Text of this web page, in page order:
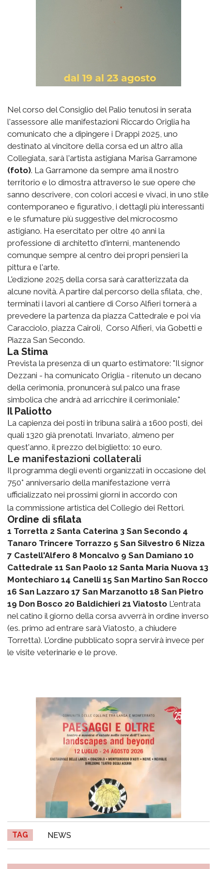
Nel corso del Consiglio del Palio tenutosi in serata
l'assessore alle manifestazioni Riccardo Origlia ha
comunicato che a dipingere i Drappi 2025, uno
destinato al vincitore della corsa ed un altro alla
Collegiata, sarà l'artista astigiana Marisa Garramone
(foto). La Garramone da sempre ama il nostro
territorio e lo dimostra attraverso le sue opere che
sanno descrivere, con colori accesi e vivaci, in uno stile
contemporaneo e figurativo, i dettagli più interessanti
e le sfumature più suggestive del microcosmo
astigiano. Ha esercitato per oltre 40 anni la
professione di architetto d'interni, mantenendo
comunque sempre al centro dei propri pensieri la
pittura e l'arte.
L'edizione 2025 della corsa sarà caratterizzata da
alcune novità. A partire dal percorso della sfilata, che,
terminati i lavori al cantiere di Corso Alfieri tornerà a
prevedere la partenza da piazza Cattedrale e poi via
Caracciolo, piazza Cairoli, Corso Alfieri, via Gobetti e
Piazza San Secondo.
La Stima
Prevista la presenza di un quarto estimatore: "Il signor
Dezzani - ha comunicato Origlia - ritenuto un decano
della cerimonia, pronuncerà sul palco una frase
simbolica che andrà ad arricchire il cerimoniale."
Il Paliotto
La capienza dei posti in tribuna salirà a 1600 posti, dei
quali 1320 già prenotati. Invariato, almeno per
quest'anno, il prezzo del biglietto: 10 euro.
Le manifestazioni collaterali
Il programma degli eventi organizzati in occasione del
750° anniversario della manifestazione verrà
ufficializzato nei prossimi giorni in accordo con
la commissione artistica del Collegio dei Rettori.
Ordine di sfilata
1 Torretta 2 Santa Caterina 3 San Secondo 4
Tanaro Trincere Torrazzo 5 San Silvestro 6 Nizza
7 Castell'Alfero 8 Moncalvo 9 San Damiano 10
Cattedrale 11 San Paolo 12 Santa Maria Nuova 13
Montechiaro 14 Canelli 15 San Martino San Rocco
16 San Lazzaro 17 San Marzanotto 18 San Pietro
19 Don Bosco 20 Baldichieri 21 Viatosto L'entrata
nel catino il giorno della corsa avverrà in ordine inverso
(es. primo ad entrare sarà Viatosto, a chiudere
Torretta). L'ordine pubblicato sopra servirà invece per
le visite veterinarie e le prove.
TAG NEWS